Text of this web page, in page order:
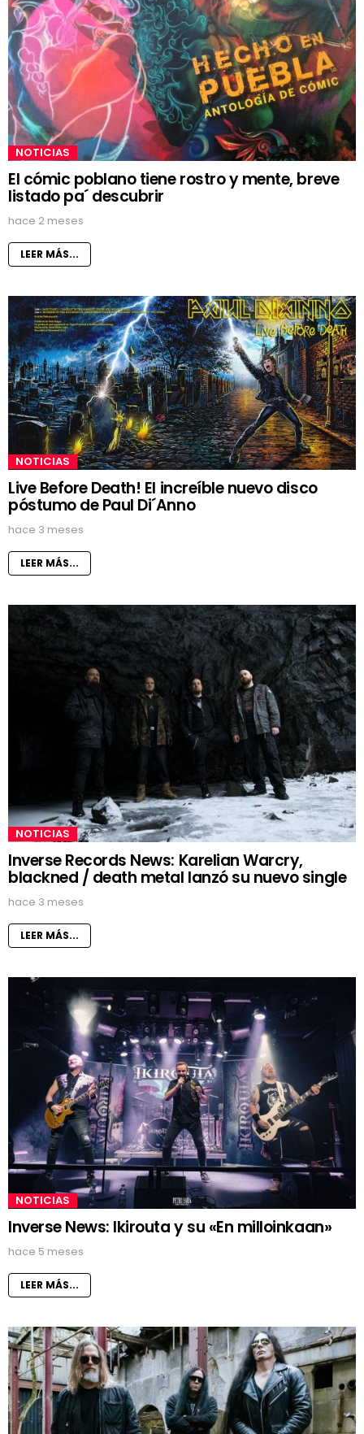
NOTICIAS
El cómic poblano tiene rostro y mente, breve
listado pa´ descubrir
hace 2 meses
LEER MÁS...
NOTICIAS
Live Before Death! El increíble nuevo disco
póstumo de Paul Di´Anno
hace 3 meses
LEER MÁS...
NOTICIAS
Inverse Records News: Karelian Warcry,
blackned / death metal lanzó su nuevo single
hace 3 meses
LEER MÁS...
NOTICIAS
Inverse News: Ikirouta y su «En milloinkaan»
hace 5 meses
LEER MÁS...